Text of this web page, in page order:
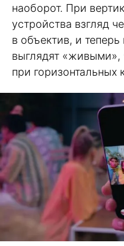
наоборот. При
устройства взгляд
в объектив, и теперь
выглядят «живыми»,
при горизонтальных